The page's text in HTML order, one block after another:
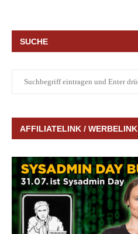
SUCHE
AFFILIATELINK / WERBELINK